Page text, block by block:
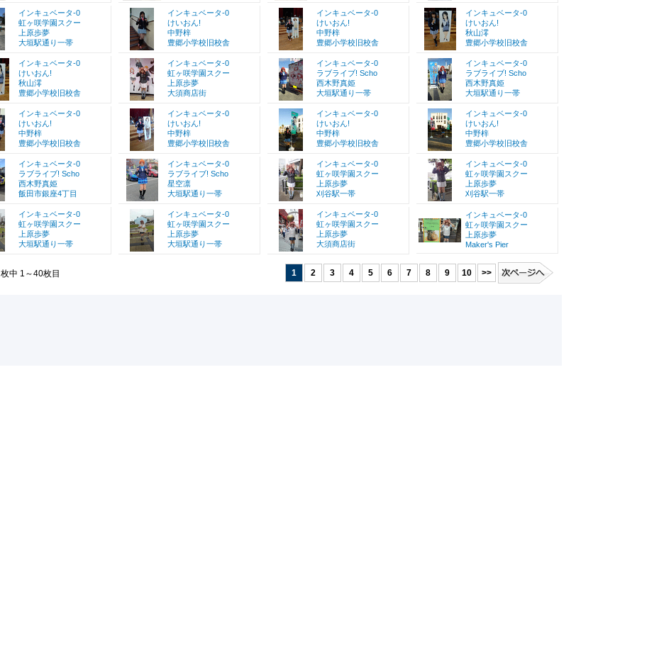
インキュベータ-0
虹ヶ咲学園スクー
上原歩夢
大垣駅通り一帯
インキュベータ-0
けいおん!
中野梓
豊郷小学校旧校舎
インキュベータ-0
けいおん!
中野梓
豊郷小学校旧校舎
インキュベータ-0
けいおん!
秋山澪
豊郷小学校旧校舎
インキュベータ-0
けいおん!
秋山澪
豊郷小学校旧校舎
インキュベータ-0
虹ヶ咲学園スクー
上原歩夢
大須商店街
インキュベータ-0
ラブライブ! Scho
西木野真姫
大垣駅通り一帯
インキュベータ-0
ラブライブ! Scho
西木野真姫
大垣駅通り一帯
インキュベータ-0
けいおん!
中野梓
豊郷小学校旧校舎
インキュベータ-0
けいおん!
中野梓
豊郷小学校旧校舎
インキュベータ-0
けいおん!
中野梓
豊郷小学校旧校舎
インキュベータ-0
けいおん!
中野梓
豊郷小学校旧校舎
インキュベータ-0
ラブライブ! Scho
西木野真姫
飯田市銀座4丁目
インキュベータ-0
ラブライブ! Scho
星空凛
大垣駅通り一帯
インキュベータ-0
虹ヶ咲学園スクー
上原歩夢
刈谷駅一帯
インキュベータ-0
虹ヶ咲学園スクー
上原歩夢
刈谷駅一帯
インキュベータ-0
虹ヶ咲学園スクー
上原歩夢
大垣駅通り一帯
インキュベータ-0
虹ヶ咲学園スクー
上原歩夢
大垣駅通り一帯
インキュベータ-0
虹ヶ咲学園スクー
上原歩夢
大須商店街
インキュベータ-0
虹ヶ咲学園スクー
上原歩夢
Maker's Pier
枚中 1～40枚目 1 2 3 4 5 6 7 8 9 10 >>